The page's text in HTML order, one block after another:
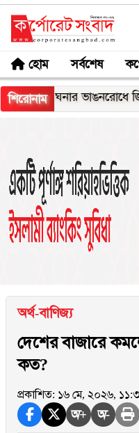
হোম সর্বশেষ
শিরোনামভাঙনরোধে জিও ব্যাগ
অর্থ-বাণিজ্য
দেশের বাজারে
কত?
প্রকাশিত: ১৬ মে, ২০২৬,
অ+ অ-